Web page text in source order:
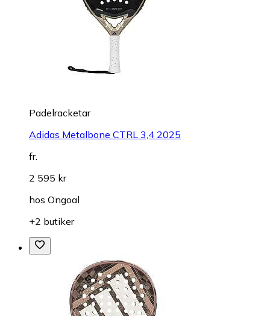
Padelracketar
Adidas Metalbone CTRL 3,4 2025
fr.
2 595 kr
hos Ongoal
+2 butiker